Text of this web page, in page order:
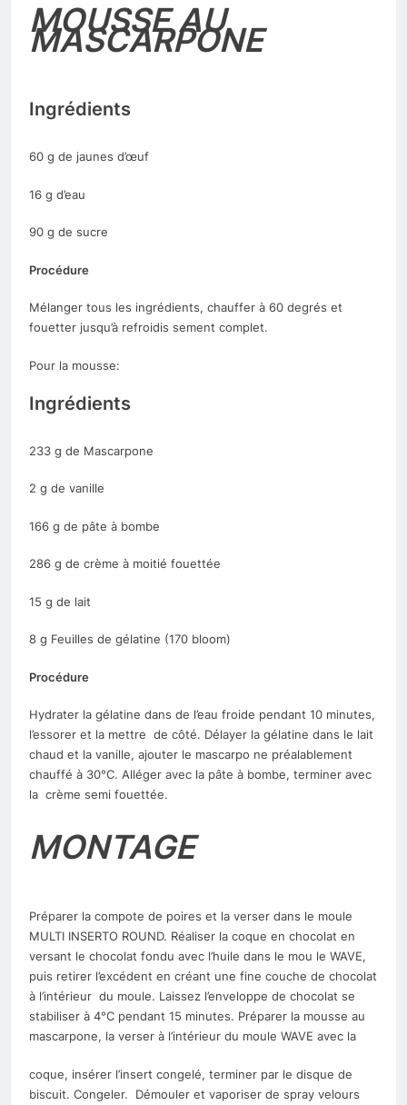
MOUSSE AU
MASCARPONE
Ingrédients
60 g de jaunes d’œuf
16 g d’eau
90 g de sucre
Procédure
Mélanger tous les ingrédients, chauffer à 60 degrés et
fouetter jusqu’à refroidis sement complet.
Pour la mousse:
Ingrédients
233 g de Mascarpone
2 g de vanille
166 g de pâte à bombe
286 g de crème à moitié fouettée
15 g de lait
8 g Feuilles de gélatine (170 bloom)
Procédure
Hydrater la gélatine dans de l’eau froide pendant 10 minutes,
l’essorer et la mettre de côté. Délayer la gélatine dans le lait
chaud et la vanille, ajouter le mascarpo ne préalablement
chauffé à 30°C. Alléger avec la pâte à bombe, terminer avec
la crème semi fouettée.
MONTAGE
Préparer la compote de poires et la verser dans le moule
MULTI INSERTO ROUND. Réaliser la coque en chocolat en
versant le chocolat fondu avec l’huile dans le mou le WAVE,
puis retirer l’excédent en créant une fine couche de chocolat
à l’intérieur du moule. Laissez l’enveloppe de chocolat se
stabiliser à 4°C pendant 15 minutes. Préparer la mousse au
mascarpone, la verser à l’intérieur du moule WAVE avec la
coque, insérer l’insert congelé, terminer par le disque de
biscuit. Congeler. Démouler et vaporiser de spray velours